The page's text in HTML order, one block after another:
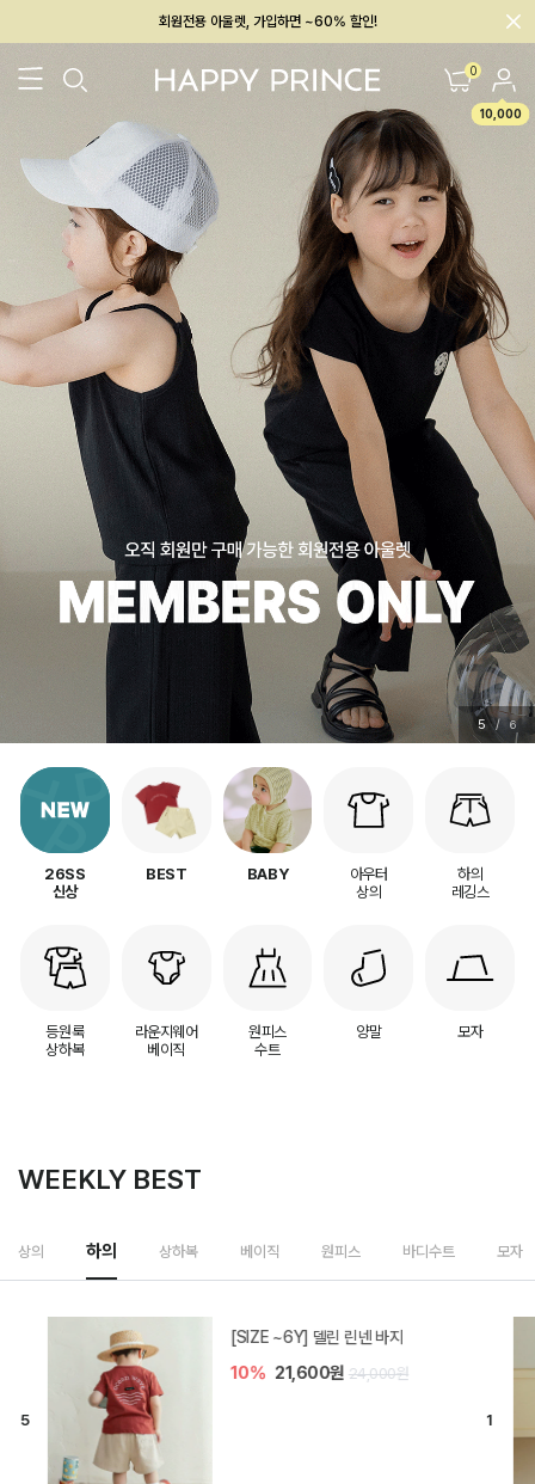
회원전용 아울렛, 가입하면 ~60% 할인!
멤버십 최대 28,000원 혜택 0
10,000
26SS 신상 BEST BABY[6~12M] 아우터/상의 하의/레깅스
5 / 6
26SS
신상
BEST BABY
아우터
상의
하의
레깅스
등원룩
상하복
라운지웨어
베이직
원피스
수트
양말 모자
WEEKLY BEST
상의 하의 상하복 베이직 원피스 바디수트 모자
[SIZE ~6Y] 델린 린넨 바지
10% 21,600원 24,000원